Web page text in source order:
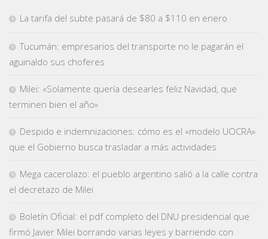
La tarifa del subte pasará de $80 a $110 en enero
Tucumán: empresarios del transporte no le pagarán el
aguinaldo sus choferes
Milei: «Solamente quería desearles feliz Navidad, que
terminen bien el año»
Despido e indemnizaciones: cómo es el «modelo UOCRA»
que el Gobierno busca trasladar a más actividades
Mega cacerolazo: el pueblo argentino salió a la calle contra
el decretazo de Milei
Boletín Oficial: el pdf completo del DNU presidencial que
firmó Javier Milei borrando varias leyes y barriendo con